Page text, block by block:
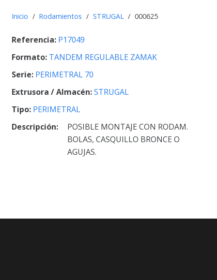
Inicio / Rodamientos / STRUGAL / 000625
Referencia: P17049
Formato: TANDEM REGULABLE ZAMAK
Serie: PERIMETRAL 70
Extrusora / Almacén:STRUGAL
Tipo: PERIMETRAL
Descripción:
POSIBLE MONTAJE CON RODAM.
BOLAS, CASQUILLO BRONCE O
AGUJAS.